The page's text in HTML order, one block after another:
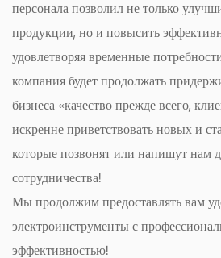
персонала позволил не только
продукции, но и повысить
удовлетворяя временные
компания будет продолжать
бизнеса «качество прежде всего,
искренне приветствовать новых и
которые позвонят или напишут нам
сотрудничества!
Мы продолжим предоставлять вам
электроинструменты с
эффективностью!